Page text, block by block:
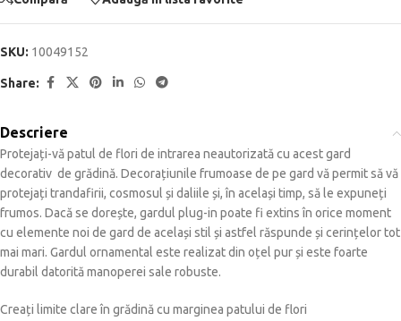
SKU: 10049152
Share:
Descriere
Protejați-vă patul de flori de intrarea neautorizată cu acest gard
decorativ de grădină. Decorațiunile frumoase de pe gard vă permit să vă
protejați trandafirii, cosmosul și daliile și, în același timp, să le expuneți
frumos. Dacă se dorește, gardul plug-in poate fi extins în orice moment
cu elemente noi de gard de același stil și astfel răspunde și cerințelor tot
mai mari. Gardul ornamental este realizat din oțel pur și este foarte
durabil datorită manoperei sale robuste.
Creați limite clare în grădină cu marginea patului de flori